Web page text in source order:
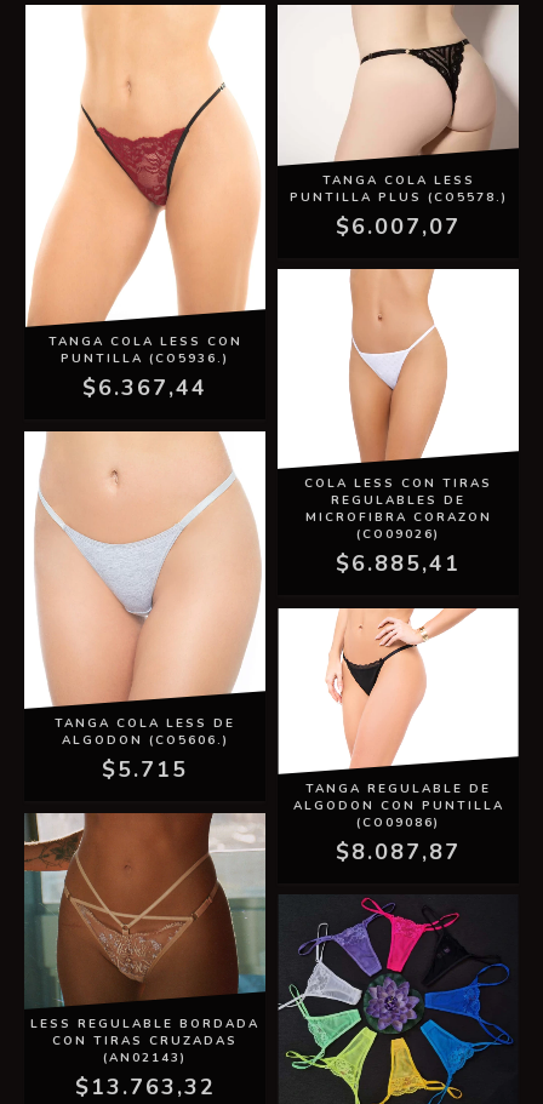
TANGA COLA LESS CON
PUNTILLA (CO5936.)
$6.367,44
TANGA COLA LESS
PUNTILLA PLUS (CO5578.)
$6.007,07
TANGA COLA LESS DE
ALGODON (CO5606.)
$5.715
COLA LESS CON TIRAS
REGULABLES DE
MICROFIBRA CORAZON
(CO09026)
$6.885,41
LESS REGULABLE BORDADA
CON TIRAS CRUZADAS
(AN02143)
$13.763,32
TANGA REGULABLE DE
ALGODON CON PUNTILLA
(CO09086)
$8.087,87